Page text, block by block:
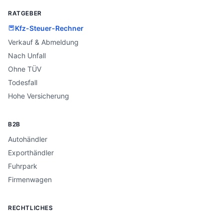
RATGEBER
Kfz-Steuer-Rechner
Verkauf & Abmeldung
Nach Unfall
Ohne TÜV
Todesfall
Hohe Versicherung
B2B
Autohändler
Exporthändler
Fuhrpark
Firmenwagen
RECHTLICHES